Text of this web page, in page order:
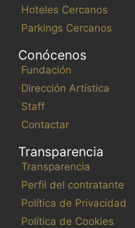
Hoteles Cercanos
Parkings Cercanos
Conócenos
Fundación
Dirección Artística
Staff
Contactar
Transparencia
Transparencia
Perfil del contratante
Política de Privacidad
Política de Cookies